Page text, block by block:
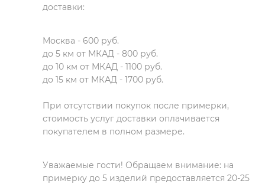
доставки:
Москва - 600 руб.
до 5 км от МКАД - 800 руб.
до 10 км от МКАД - 1100 руб.
до 15 км от МКАД - 1700 руб.
При отсутствии покупок после примерки,
стоимость услуг доставки оплачивается
покупателем в полном размере.
Уважаемые гости! Обращаем внимание: на
примерку до 5 изделий предоставляется 20-25